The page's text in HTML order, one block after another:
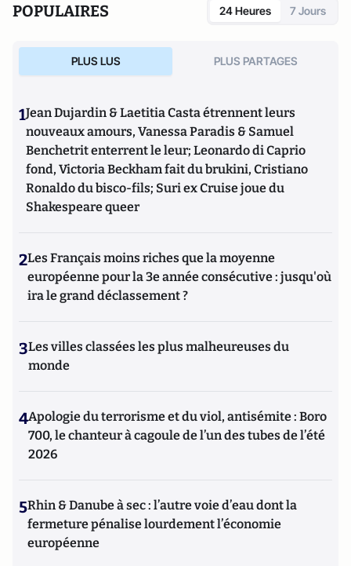
POPULAIRES 24 Heures 7 Jours
PLUS LUS PLUS PARTAGES
1Jean Dujardin & Laetitia Casta étrennent leurs
nouveaux amours, Vanessa Paradis & Samuel
Benchetrit enterrent le leur; Leonardo di Caprio
fond, Victoria Beckham fait du brukini, Cristiano
Ronaldo du bisco-fils; Suri ex Cruise joue du
Shakespeare queer
2Les Français moins riches que la moyenne
européenne pour la 3e année consécutive : jusqu'où
ira le grand déclassement ?
3Les villes classées les plus malheureuses du
monde
4Apologie du terrorisme et du viol, antisémite : Boro
700, le chanteur à cagoule de l’un des tubes de l’été
2026
5Rhin & Danube à sec : l’autre voie d’eau dont la
fermeture pénalise lourdement l’économie
européenne